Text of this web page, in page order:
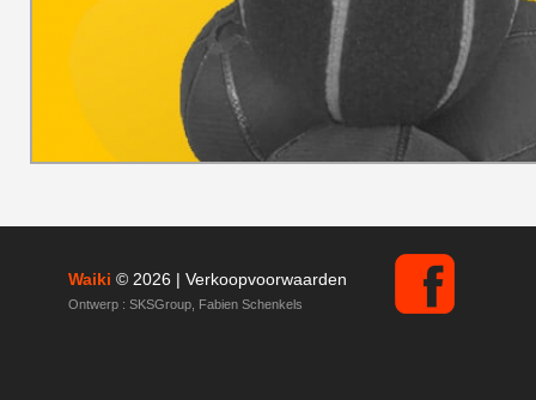
Waiki © 2026 | Verkoopvoorwaarden
Ontwerp : SKSGroup Fabien Schenkels